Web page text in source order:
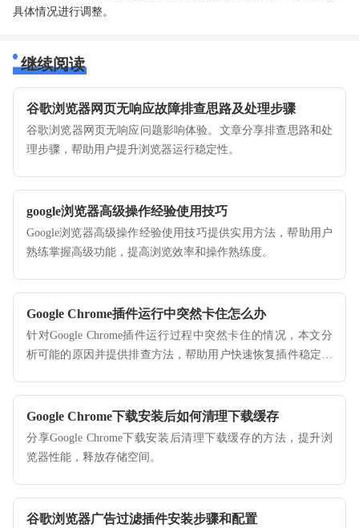
具体情况进行调整。
继续阅读
谷歌浏览器网页无响应故障排查思路及处理步骤
谷歌浏览器网页无响应问题影响体验。文章分享排查思路和处
理步骤，帮助用户提升浏览器运行稳定性。
google浏览器高级操作经验使用技巧
Google浏览器高级操作经验使用技巧提供实用方法，帮助用户
熟练掌握高级功能，提高浏览效率和操作熟练度。
Google Chrome插件运行中突然卡住怎么办
针对Google Chrome插件运行过程中突然卡住的情况，本文分
析可能的原因并提供排查方法，帮助用户快速恢复插件稳定运
Google Chrome下载安装后如何清理下载缓存
分享Google Chrome下载安装后清理下载缓存的方法，提升浏
览器性能，释放存储空间。
谷歌浏览器广告过滤插件安装步骤和配置